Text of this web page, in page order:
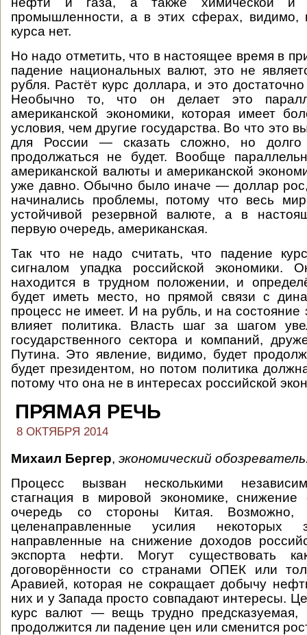
промышленности, а в этих сферах, видимо,
курса нет.
Но надо отметить, что в настоящее время в
падение национальных валют, это не
рубля. Растёт курс доллара, и это
Необычно то, что он делает это
американской экономики, которая имеет
условия, чем другие государства. Во что это
для России — сказать сложно, но долго
продолжаться не будет. Вообще
американской валюты и американской
уже давно. Обычно было иначе — доллар
начинались проблемы, потому что весь
устойчивой резервной валюте, а в
первую очередь, американская.
Так что не надо считать, что падение
сигналом упадка российской экономики.
находится в трудном положении, и
будет иметь место, но прямой связи с
процесс не имеет. И на рубль, и на состояние
влияет политика. Власть шаг за шагом
государственного сектора и компаний,
Путина. Это явление, видимо, будет
будет президентом, но потом политика
потому что она не в интересах российской
ПРЯМАЯ РЕЧЬ
8 ОКТЯБРЯ 2014
Михаил Бергер, экономический
Процесс вызван несколькими
стагнация в мировой экономике,
очередь со стороны Китая.
целенаправленные усилия некоторых
направленные на снижение доходов
экспорта нефти. Могут существовать
договорённости со странами ОПЕК или
Аравией, которая не сокращает добычу
них и у Запада просто совпадают интересы.
курс валют — вещь трудно предсказуемая,
продолжится ли падение цен или сменится